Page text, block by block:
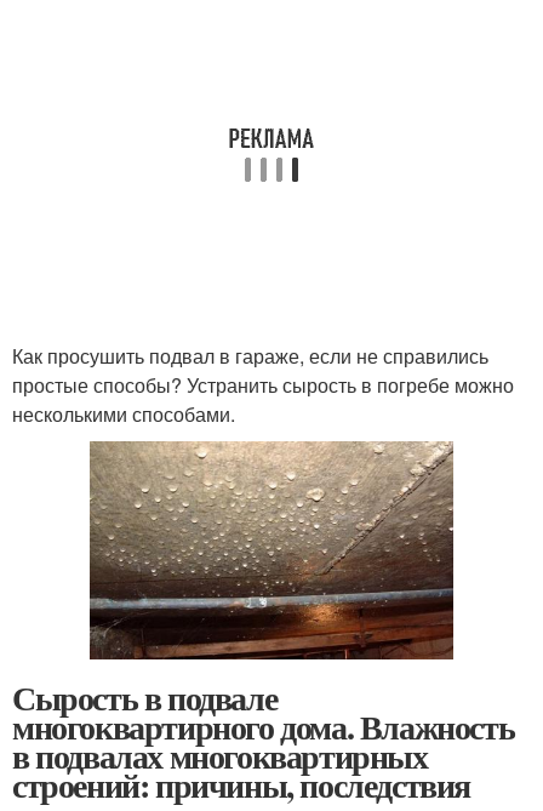
Как просушить подвал в гараже, если не справились
простые способы? Устранить сырость в погребе можно
несколькими способами.
Сырость в подвале
многоквартирного дома. Влажность
в подвалах многоквартирных
строений: причины, последствия